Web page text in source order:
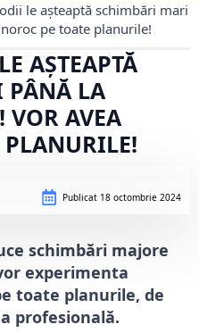
le așteaptă schimbări mari
pe toate planurile!
AȘTEAPTĂ
PÂNĂ LA
AVEA
PLANURILE!
Publicat 18 octombrie 2024
schimbări majore
experimenta
toate planurile, de
profesională.